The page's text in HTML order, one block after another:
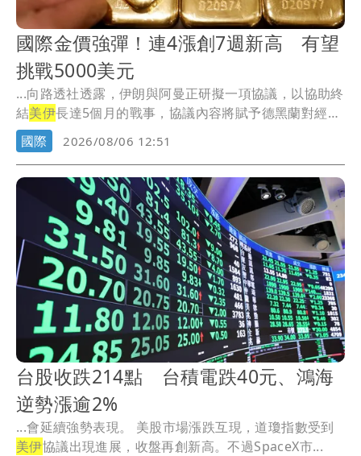
國際金價強彈！連4漲創7週新高 有望
挑戰5000美元
...向路透社透露，伊朗與阿曼正研擬一項協議，以協助終
結美伊長達5個月的戰事，協議內容將賦予德黑蘭對經由
荷...
國際 2026/08/06 12:51
台股收跌214點 台積電跌40元、鴻海
逆勢漲逾2%
...會延續強勢表現。 美股市場漲跌互現，道瓊指數受到
美伊協議出現進展，收盤再創新高。不過SpaceX市...